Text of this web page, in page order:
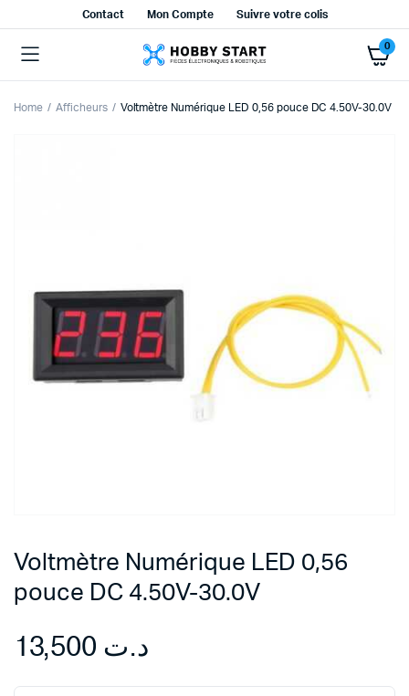
Contact Mon Compte Suivre votre colis
0
Home Afficheurs Voltmètre Numérique LED 0,56 pouce DC 4.50V-30.0V
Voltmètre Numérique LED 0,56
pouce DC 4.50V-30.0V
د.ت